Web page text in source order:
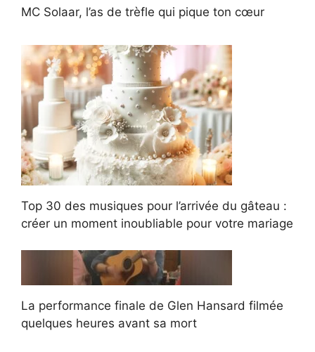
MC Solaar, l’as de trèfle qui pique ton cœur
Top 30 des musiques pour l’arrivée du gâteau :
créer un moment inoubliable pour votre mariage
La performance finale de Glen Hansard filmée
quelques heures avant sa mort